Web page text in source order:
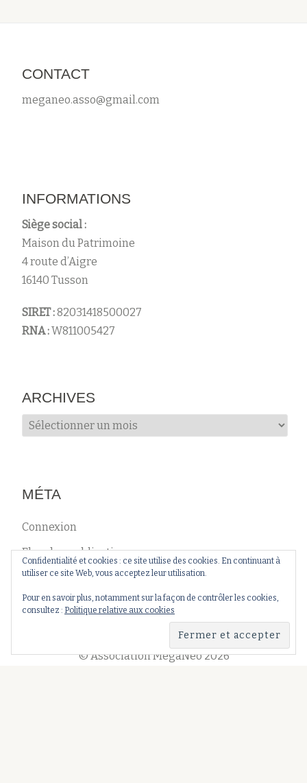
CONTACT
meganeo.asso@gmail.com
INFORMATIONS
Siège social :
Maison du Patrimoine
4 route d’Aigre
16140 Tusson
SIRET :82031418500027
RNA :W811005427
ARCHIVES
Archives
MÉTA
Connexion
Flux des publications
Flux des commentaires
Site de WordPress-FR
© Association MégaNéo 2026
Confidentialité et cookies : ce site utilise des cookies. En continuant à
utiliser ce site Web, vous acceptez leur utilisation.
Pour en savoir plus, notamment sur la façon de contrôler les cookies,
consultez : Politique relative aux cookies